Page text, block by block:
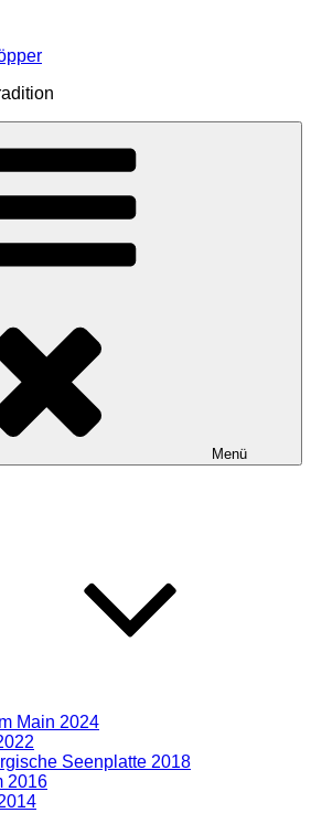
Menü
Main 2024
Seenplatte 2018
2016